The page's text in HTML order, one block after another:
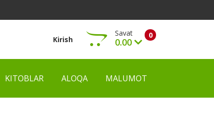
Kirish 0
Savat
0.00
Ko‘rish
KITOBLAR ALOQA MALUMOT